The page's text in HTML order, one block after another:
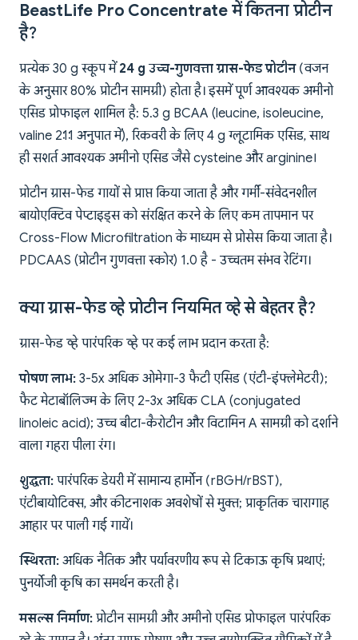
BeastLife Pro Concentrate में कितना प्रोटीन
है?
प्रत्येक 30 g स्कूप में 24 g उच्च-गुणवत्ता ग्रास-फेड प्रोटीन(वजन
के अनुसार 80% प्रोटीन सामग्री) होता है। इसमें पूर्ण आवश्यक अमीनो
एसिड प्रोफाइल शामिल है: 5.3 g BCAA (leucine, isoleucine,
valine 2:1:1 अनुपात में), रिकवरी के लिए 4 g ग्लूटामिक एसिड, साथ
ही सशर्त आवश्यक अमीनो एसिड जैसे cysteine और arginine।
प्रोटीन ग्रास-फेड गायों से प्राप्त किया जाता है और गर्मी-संवेदनशील
बायोएक्टिव पेप्टाइड्स को संरक्षित करने के लिए कम तापमान पर
Cross-Flow Microfiltration के माध्यम से प्रोसेस किया जाता है।
PDCAAS (प्रोटीन गुणवत्ता स्कोर) 1.0 है - उच्चतम संभव रेटिंग।
क्या ग्रास-फेड व्हे प्रोटीन नियमित व्हे से बेहतर है?
ग्रास-फेड व्हे पारंपरिक व्हे पर कई लाभ प्रदान करता है:
पोषण लाभ: 3-5x अधिक ओमेगा-3 फैटी एसिड (एंटी-इंफ्लेमेटरी);
फैट मेटाबॉलिज्म के लिए 2-3x अधिक CLA (conjugated
linoleic acid); उच्च बीटा-कैरोटीन और विटामिन A सामग्री को दर्शाने
वाला गहरा पीला रंग।
शुद्धता: पारंपरिक डेयरी में सामान्य हार्मोन (rBGH/rBST),
एंटीबायोटिक्स, और कीटनाशक अवशेषों से मुक्त; प्राकृतिक चारागाह
आहार पर पाली गई गायें।
स्थिरता: अधिक नैतिक और पर्यावरणीय रूप से टिकाऊ कृषि प्रथाएं;
पुनर्योजी कृषि का समर्थन करती है।
मसल्स निर्माण: प्रोटीन सामग्री और अमीनो एसिड प्रोफाइल पारंपरिक